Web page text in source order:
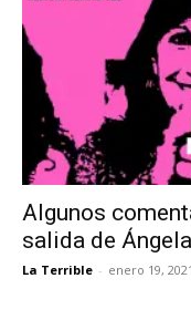
Algunos
salida de
La Terrible - enero 19, 2021